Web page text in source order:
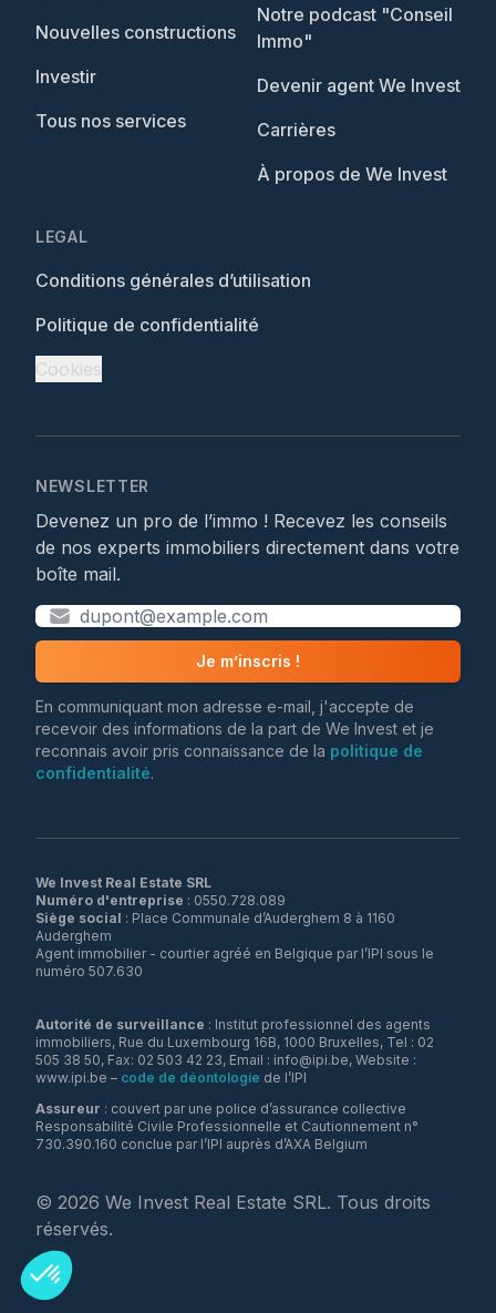
Nouvelles constructions
Investir
Tous nos services
Notre podcast "Conseil
Immo"
Devenir agent We Invest
Carrières
À propos de We Invest
LEGAL
Conditions générales d’utilisation
Politique de confidentialité
Cookies
NEWSLETTER
Devenez un pro de l’immo ! Recevez les conseils
de nos experts immobiliers directement dans votre
boîte mail.
Je m’inscris !
En communiquant mon adresse e-mail, j'accepte de
recevoir des informations de la part de We Invest et je
reconnais avoir pris connaissance de la politique de
confidentialité.
We Invest Real Estate SRL
Numéro d'entreprise
Siège social : Place Communale d’Auderghem 8 à 1160
Auderghem
Agent immobilier - courtier agréé en Belgique par l’IPI sous le
numéro 507.630
Autorité de surveillance : Institut professionnel des agents
immobiliers, Rue du Luxembourg 16B, 1000 Bruxelles, Tel : 02
505 38 50, Fax: 02 503 42 23, Email : info@ipi.be, Website :
www.ipi.be – code de déontologie de l’IPI
Assureur : couvert par une police d’assurance collective
Responsabilité Civile Professionnelle et Cautionnement n°
730.390.160 conclue par l’IPI auprès d’AXA Belgium
© 2026 We Invest Real Estate SRL. Tous droits
réservés.